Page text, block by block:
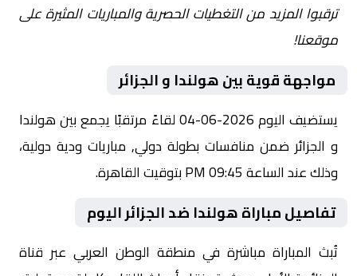
ترقبوا المزيد من التغطيات الحصرية والمباريات المثيرة على
موقعنا!
مواجهة قوية بين هولندا و الجزائر
يستضيف اليوم 2026-06-04 لقاءً مرتقبًا يجمع بين هولندا
و الجزائر ضمن منافسات بطولة دولي, مباريات ودية دولية،
وذلك عند الساعة 09:45 PM بتوقيت القاهرة.
تفاصيل مباراة هولندا ضد الجزائر اليوم
تُبث المباراة مباشرة في منطقة الوطن العربي عبر قناة